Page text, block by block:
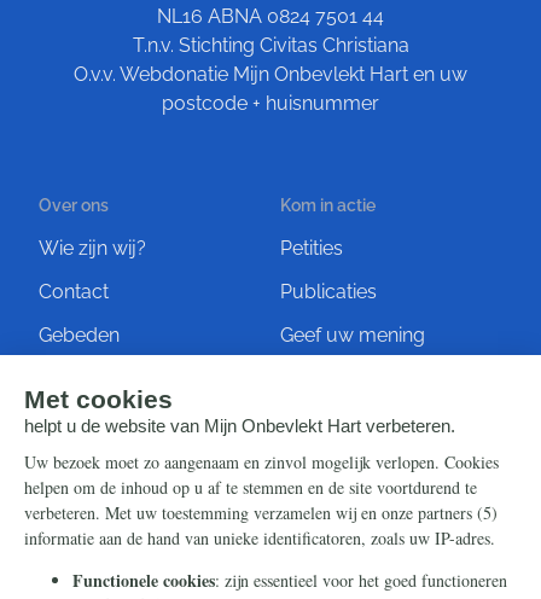
NL16 ABNA 0824 7501 44
T.n.v. Stichting Civitas Christiana
O.v.v. Webdonatie Mijn Onbevlekt Hart en uw
postcode + huisnummer
Over ons
Wie zijn wij?
Contact
Gebeden
Kom in actie
Petities
Publicaties
Geef uw mening
Steun ons
Nieuwsbrief
Eenmalig
Maandelijks
Info
Contact
Ontvang onze Telegram-
berichten